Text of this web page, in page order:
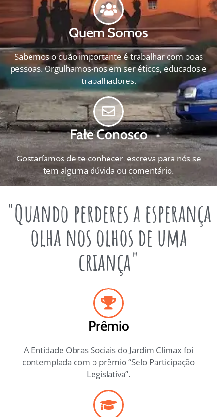
Quem Somos
Sabemos o quão importante é trabalhar com boas
pessoas. Orgulhamos-nos em ser éticos, educados e
trabalhadores.
Fale Conosco
Gostaríamos de te conhecer! escreva para nós se
tem alguma dúvida ou comentário.
"Quando perderes a esperança
olha nos olhos de uma
criança"
Prêmio
A Entidade Obras Sociais do Jardim Clímax foi
contemplada com o prêmio “Selo Participação
Legislativa”.